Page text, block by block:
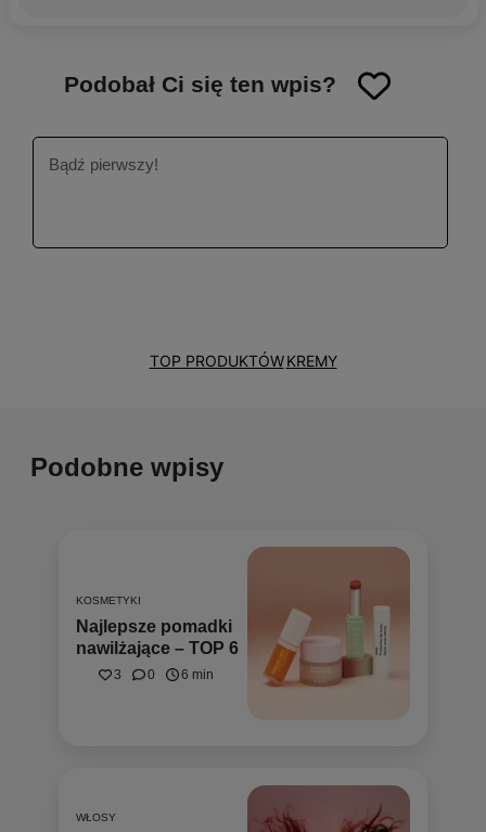
kreatywnych, jak i merytorycznych. W pracy
stawiam na prostotę i konkret. Wierzę, że dobry
też zostaje w głowie (i czasem ułatwia życie).
Szczególnie bliskie są mi tematy z obszaru
pielęgnacji, może dlatego, że moja skóra bywa
Podobał Ci się ten wpis?
TOP PRODUKTÓW KREMY
Podobne wpisy
KOSMETYKI
Najlepsze pomadki
nawilżające – TOP 6
3 0 6 min
WŁOSY